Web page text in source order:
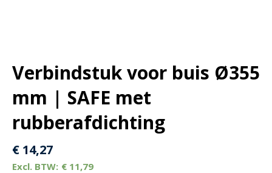
Verbindstuk voor buis Ø355
mm | SAFE met
rubberafdichting
€ 14,27
€ 11,79